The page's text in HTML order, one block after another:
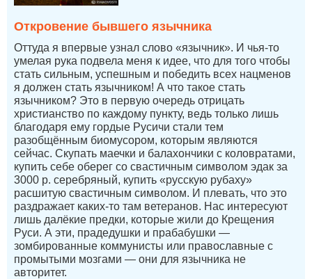
Откровение бывшего язычника
Оттуда я впервые узнал слово «язычник». И чья-то
умелая рука подвела меня к идее, что для того чтобы
стать сильным, успешным и победить всех нацменов
я должен стать язычником! А что такое стать
язычником? Это в первую очередь отрицать
христианство по каждому пункту, ведь только лишь
благодаря ему гордые Русичи стали тем
разобщённым биомусором, которым являются
сейчас. Скупать маечки и балахончики с коловратами,
купить себе оберег со свастичным символом эдак за
3000 р. серебряный, купить «русскую рубаху»
расшитую свастичным символом. И плевать, что это
раздражает каких-то там ветеранов. Нас интересуют
лишь далёкие предки, которые жили до Крещения
Руси. А эти, прадедушки и прабабушки —
зомбированные коммунисты или православные с
промытыми мозгами — они для язычника не
авторитет.